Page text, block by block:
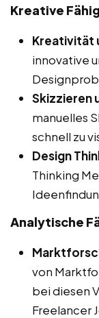
Kreative
Kreativität
innovative
Skizzieren
manuelles
schnell zu
Design
Thinking
Analytische
von
bei diesen
Freelancer